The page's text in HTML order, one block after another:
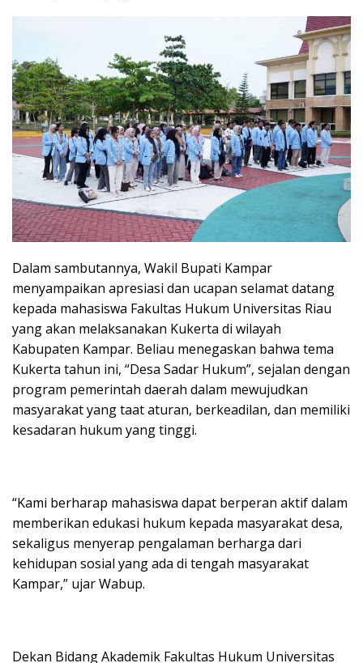
Dalam sambutannya, Wakil Bupati Kampar
menyampaikan apresiasi dan ucapan selamat datang
kepada mahasiswa Fakultas Hukum Universitas Riau
yang akan melaksanakan Kukerta di wilayah
Kabupaten Kampar. Beliau menegaskan bahwa tema
Kukerta tahun ini, “Desa Sadar Hukum”, sejalan dengan
program pemerintah daerah dalam mewujudkan
masyarakat yang taat aturan, berkeadilan, dan memiliki
kesadaran hukum yang tinggi.
“Kami berharap mahasiswa dapat berperan aktif dalam
memberikan edukasi hukum kepada masyarakat desa,
sekaligus menyerap pengalaman berharga dari
kehidupan sosial yang ada di tengah masyarakat
Kampar,” ujar Wabup.
Dekan Bidang Akademik Fakultas Hukum Universitas